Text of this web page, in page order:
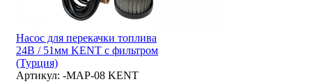
Насос для перекачки топлива
24В / 51мм KENT с фильтром
(Турция)
Артикул: -MAP-08 KENT